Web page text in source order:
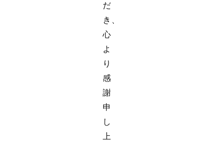
だ
き、
心
よ
り
感
謝
申
し
上